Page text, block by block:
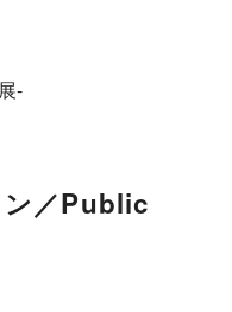
-
／Public